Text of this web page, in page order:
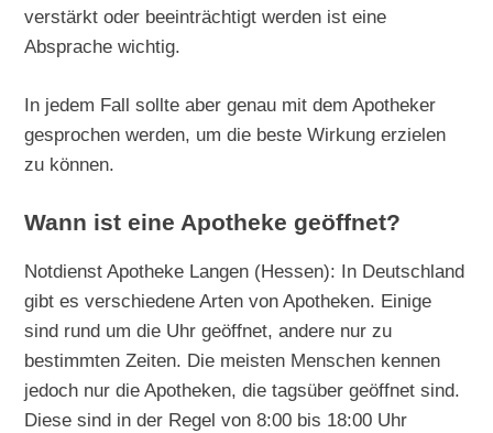
verstärkt oder beeinträchtigt werden ist eine
Absprache wichtig.
In jedem Fall sollte aber genau mit dem Apotheker
gesprochen werden, um die beste Wirkung erzielen
zu können.
Wann ist eine Apotheke geöffnet?
Notdienst Apotheke Langen (Hessen): In Deutschland
gibt es verschiedene Arten von Apotheken. Einige
sind rund um die Uhr geöffnet, andere nur zu
bestimmten Zeiten. Die meisten Menschen kennen
jedoch nur die Apotheken, die tagsüber geöffnet sind.
Diese sind in der Regel von 8:00 bis 18:00 Uhr